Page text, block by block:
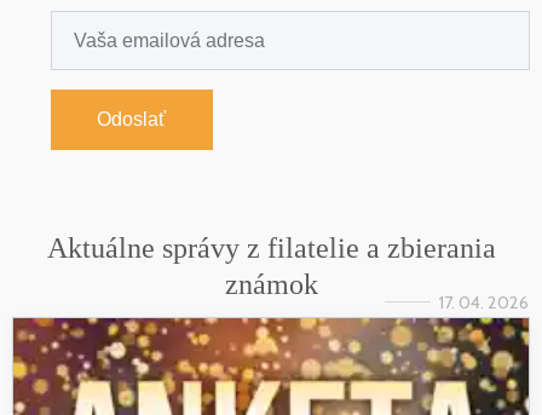
Odoslať
Aktuálne správy z filatelie a zbierania
známok
17. 04. 2026